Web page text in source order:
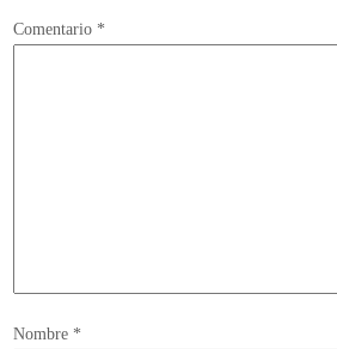
Comentario *
Nombre *